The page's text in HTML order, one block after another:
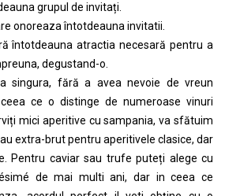
grupul de invitați.
onoreaza întotdeauna invitatii.
întotdeauna atractia necesară pentru a
degustand-o.
singura, fără a avea nevoie de vreun
ce o distinge de numeroase vinuri
mici aperitive cu sampania, va sfătuim
extra-brut pentru aperitivele clasice, dar
Pentru caviar sau trufe puteți alege cu
de mai multi ani, dar in ceea ce